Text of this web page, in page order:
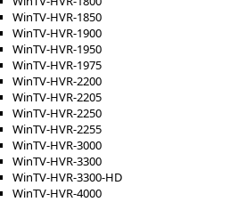
WinTV-HVR-1850
WinTV-HVR-1900
WinTV-HVR-1950
WinTV-HVR-1975
WinTV-HVR-2200
WinTV-HVR-2205
WinTV-HVR-2250
WinTV-HVR-2255
WinTV-HVR-3000
WinTV-HVR-3300
WinTV-HVR-3300-HD
WinTV-HVR-4000